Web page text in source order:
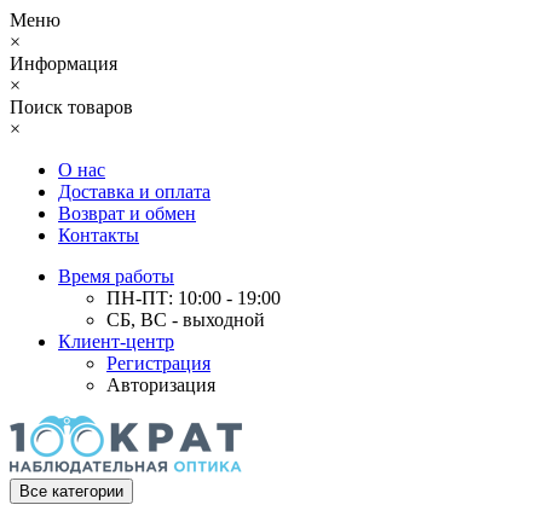
Меню
×
Информация
×
Поиск товаров
×
О нас
Доставка и оплата
Возврат и обмен
Контакты
Время работы
ПН-ПТ: 10:00 - 19:00
СБ, ВС - выходной
Клиент-центр
Регистрация
Авторизация
Все категории